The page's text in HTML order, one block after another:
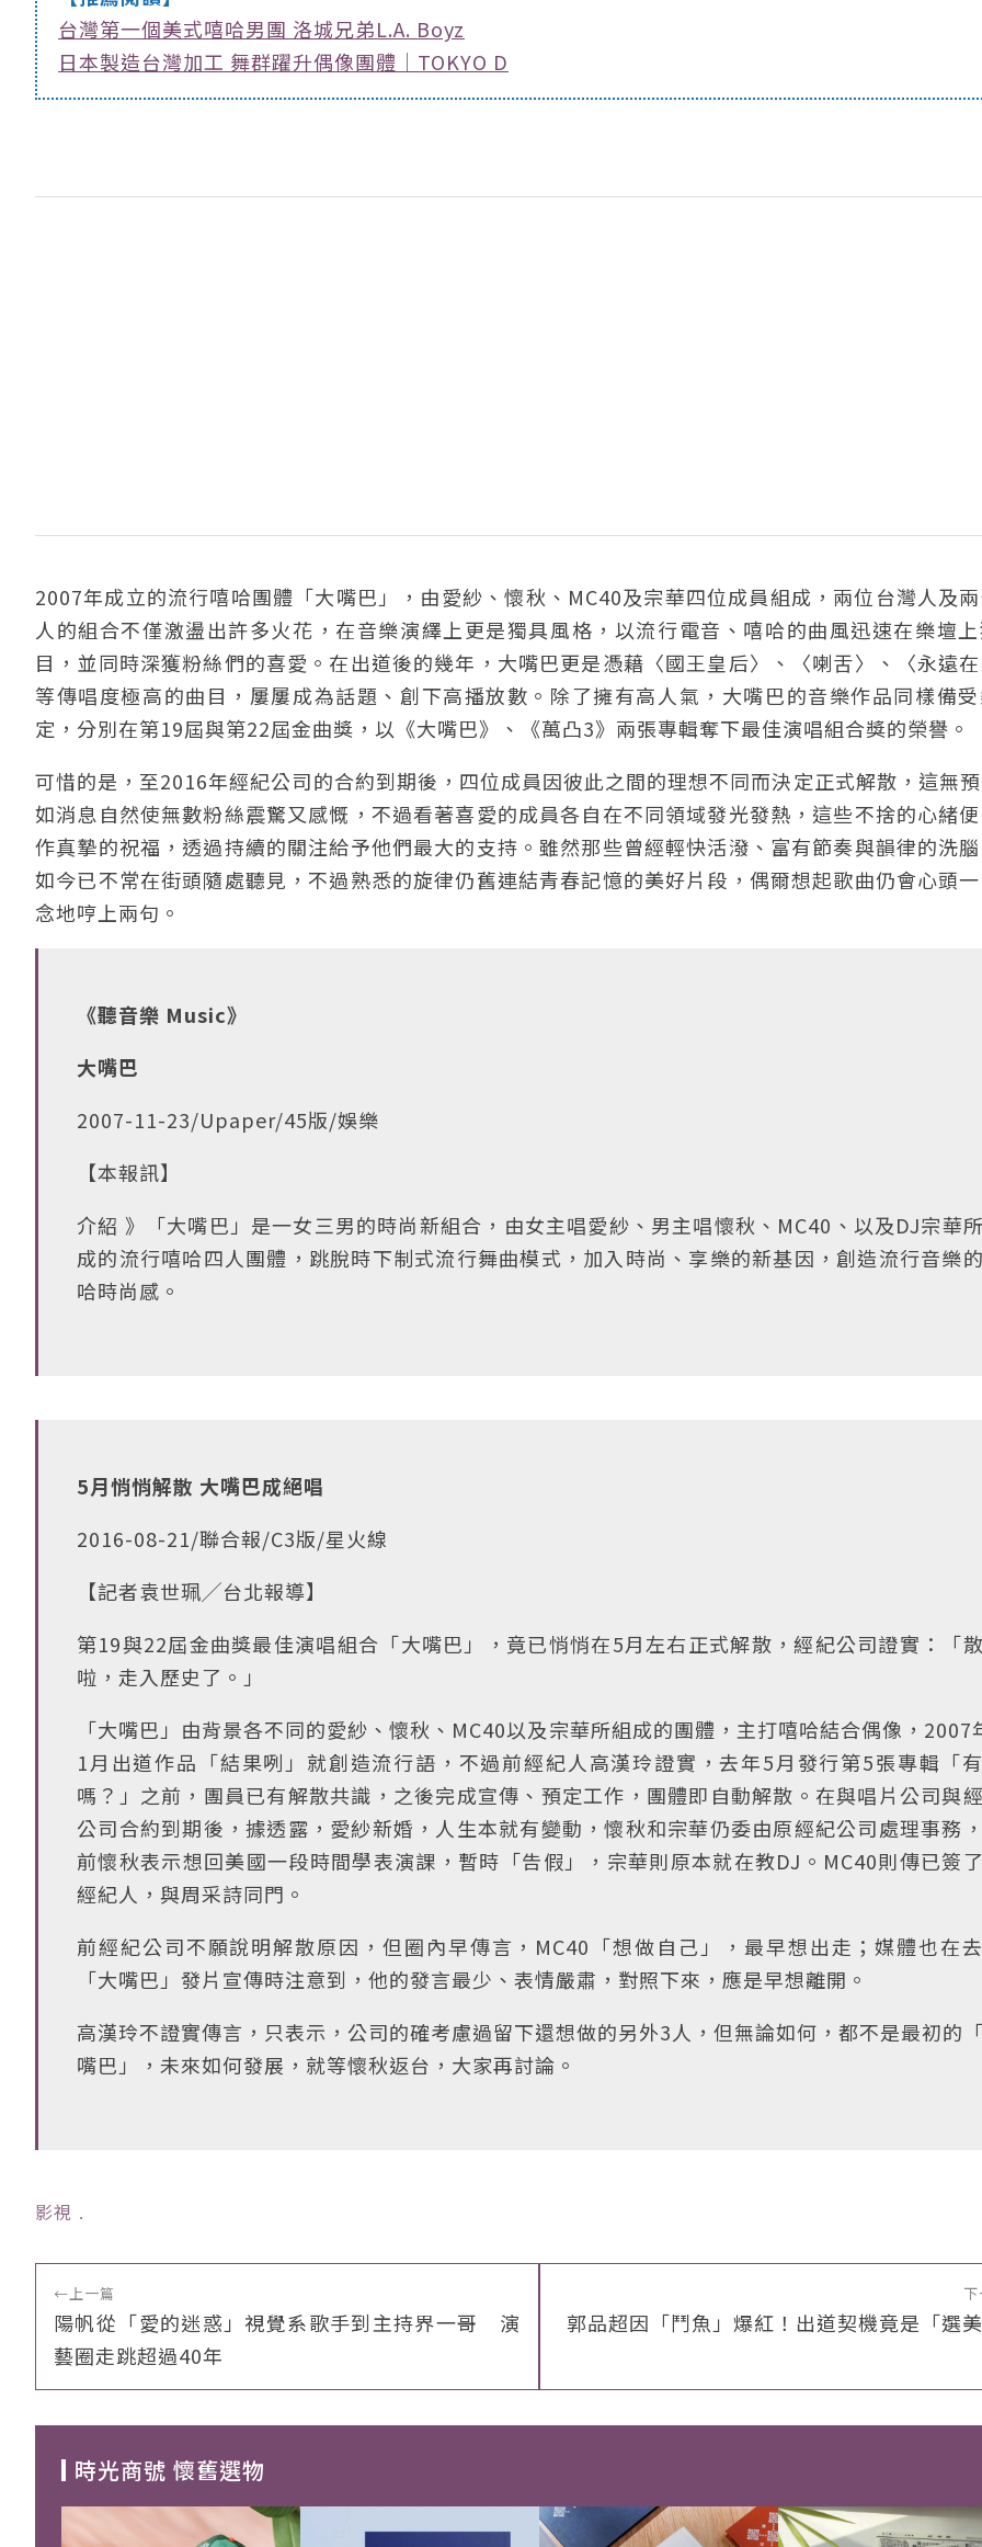
台灣第一個美式嘻哈男團 洛城兄弟L.A. Boyz
日本製造台灣加工 舞群躍升偶像團體｜TOKYO D
2007年成立的流行嘻哈團體「大嘴巴」，由愛紗、懷秋、MC40及宗華四位成員組成，兩位台灣人及
人的組合不僅激盪出許多火花，在音樂演繹上更是獨具風格，以流行電音、嘻哈的曲風迅速在樂壇
目，並同時深獲粉絲們的喜愛。在出道後的幾年，大嘴巴更是憑藉〈國王皇后〉、〈喇舌〉、〈永遠在
等傳唱度極高的曲目，屢屢成為話題、創下高播放數。除了擁有高人氣，大嘴巴的音樂作品同樣備
定，分別在第19屆與第22屆金曲獎，以《大嘴巴》、《萬凸3》兩張專輯奪下最佳演唱組合獎的榮譽。
可惜的是，至2016年經紀公司的合約到期後，四位成員因彼此之間的理想不同而決定正式解散，這無
如消息自然使無數粉絲震驚又感慨，不過看著喜愛的成員各自在不同領域發光發熱，這些不捨的心緒
作真摯的祝福，透過持續的關注給予他們最大的支持。雖然那些曾經輕快活潑、富有節奏與韻律的洗腦
如今已不常在街頭隨處聽見，不過熟悉的旋律仍舊連結青春記憶的美好片段，偶爾想起歌曲仍會心頭
念地哼上兩句。
《聽音樂 Music》
大嘴巴
2007-11-23/Upaper/45版/娛樂
【本報訊】
介紹 》「大嘴巴」是一女三男的時尚新組合，由女主唱愛紗、男主唱懷秋、MC40、以及DJ宗華
成的流行嘻哈四人團體，跳脫時下制式流行舞曲模式，加入時尚、享樂的新基因，創造流行音樂
哈時尚感。
5月悄悄解散 大嘴巴成絕唱
2016-08-21/聯合報/C3版/星火線
【記者袁世珮╱台北報導】
第19與22屆金曲獎最佳演唱組合「大嘴巴」，竟已悄悄在5月左右正式解散，經紀公司證實：「
啦，走入歷史了。」
「大嘴巴」由背景各不同的愛紗、懷秋、MC40以及宗華所組成的團體，主打嘻哈結合偶像，2007
1月出道作品「結果咧」就創造流行語，不過前經紀人高漢玲證實，去年5月發行第5張專輯「
嗎？」之前，團員已有解散共識，之後完成宣傳、預定工作，團體即自動解散。在與唱片公司與
公司合約到期後，據透露，愛紗新婚，人生本就有變動，懷秋和宗華仍委由原經紀公司處理事務
前懷秋表示想回美國一段時間學表演課，暫時「告假」，宗華則原本就在教DJ。MC40則傳已簽
經紀人，與周采詩同門。
前經紀公司不願說明解散原因，但圈內早傳言，MC40「想做自己」，最早想出走；媒體也在
「大嘴巴」發片宣傳時注意到，他的發言最少、表情嚴肅，對照下來，應是早想離開。
高漢玲不證實傳言，只表示，公司的確考慮過留下還想做的另外3人，但無論如何，都不是最初的
嘴巴」，未來如何發展，就等懷秋返台，大家再討論。
影視 ﹒
←上一篇
陽帆從「愛的迷惑」視覺系歌手到主持界一哥 演
藝圈走跳超過40年
郭品超因「鬥魚」爆紅！出道契機竟是「選
時光商號 懷舊選物